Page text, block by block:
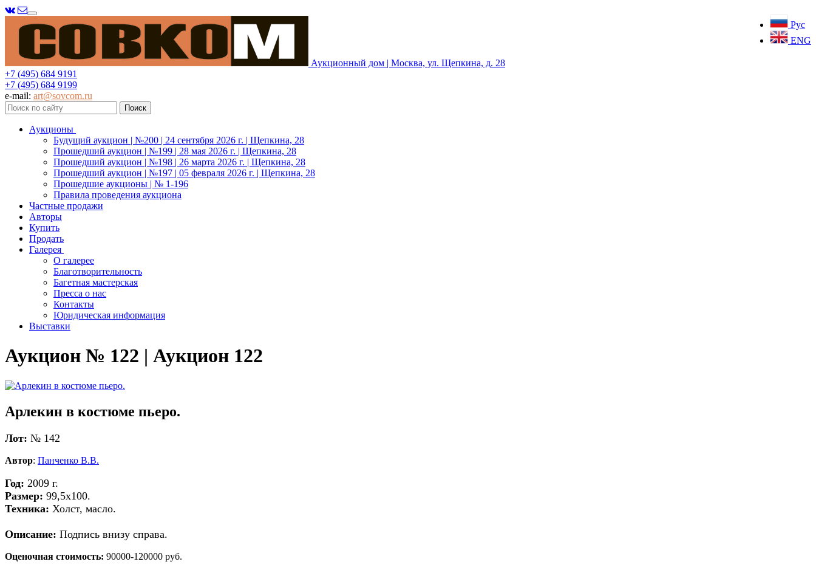
Рус
ENG
Меню
Аукционный дом | Москва, ул. Щепкина, д. 28
+7 (495) 684 9191
+7 (495) 684 9199
e-mail: art@sovcom.ru
Аукционы
Будущий аукцион | №200 | 24 сентября 2026 г. | Щепкина, 28
Прошедший аукцион | №199 | 28 мая 2026 г. | Щепкина, 28
Прошедший аукцион | №198 | 26 марта 2026 г. | Щепкина, 28
Прошедший аукцион | №197 | 05 февраля 2026 г. | Щепкина, 28
Прошедшие аукционы | № 1-196
Правила проведения аукциона
Частные продажи
Авторы
Купить
Продать
Галерея
О галерее
Благотворительность
Багетная мастерская
Пресса о нас
Контакты
Юридическая информация
Выставки
Аукцион № 122 | Аукцион 122
Арлекин в костюме пьеро.
Лот: № 142
Автор: Панченко В.В.
Год: 2009 г.
Размер: 99,5х100.
Техника: Холст, масло.
Описание: Подпись внизу справа.
Оценочная стоимость: 90000-120000 руб.